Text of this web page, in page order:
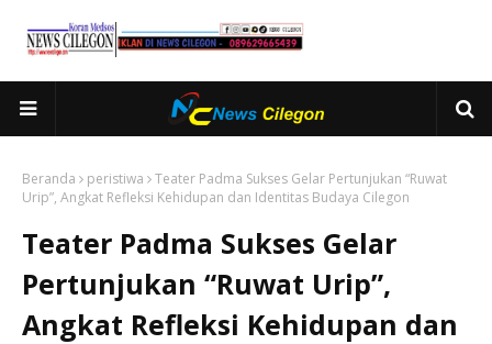
Beranda peristiwa
Teater Padma Sukses Gelar Pertunjukan “Ruwat
Urip”, Angkat Refleksi Kehidupan dan Identitas Budaya Cilegon
Teater Padma Sukses Gelar
Pertunjukan “Ruwat Urip”,
Angkat Refleksi Kehidupan dan